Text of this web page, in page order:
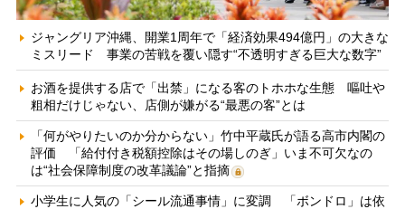
ジャングリア沖縄、開業1周年で「経済効果494億円」の大きな
ミスリード 事業の苦戦を覆い隠す“不透明すぎる巨大な数字”
お酒を提供する店で「出禁」になる客のトホホな生態 嘔吐や
粗相だけじゃない、店側が嫌がる“最悪の客”とは
「何がやりたいのか分からない」竹中平蔵氏が語る高市内閣の
評価 「給付付き税額控除はその場しのぎ」いま不可欠なの
は“社会保障制度の改革議論”と指摘
小学生に人気の「シール流通事情」に変調 「ボンドロ」は依